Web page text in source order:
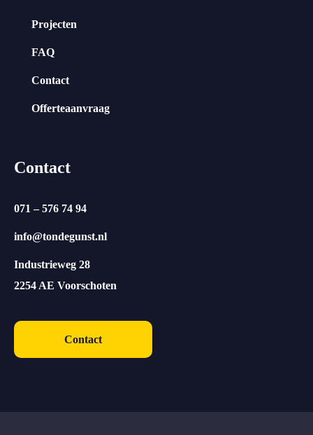
Projecten
FAQ
Contact
Offerteaanvraag
Contact
071 – 576 74 94
info@tondegunst.nl
Industrieweg 28
2254 AE Voorschoten
Contact